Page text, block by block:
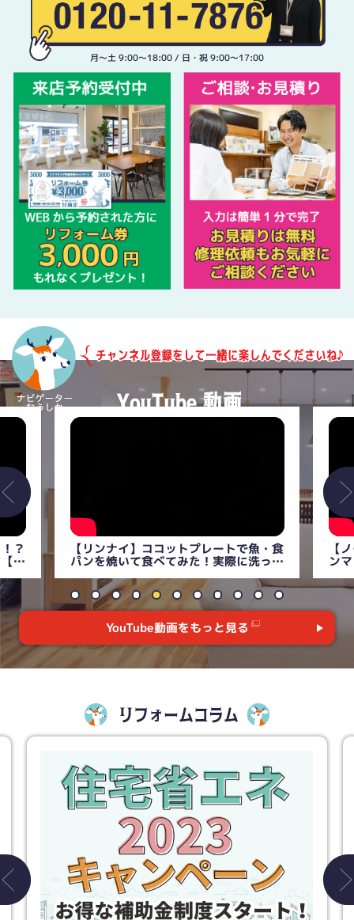
月〜土 9:00〜18:00 / 日・祝 9:00〜17:00
食
て
【ノーリツプログレ】マルチグリルでサ
ンマと食パン焼いてみた！！洗って清掃
【
介
YouTube動画をもっと見る
リフォームコラム